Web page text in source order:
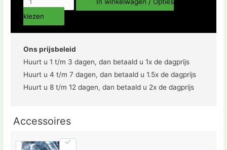
kiezen
Ons prijsbeleid
Huurt u 1 t/m 3 dagen, dan betaald u 1x de dagprijs
Huurt u 4 t/m 7 dagen, dan betaald u 1.5x de dagprijs
Huurt u 8 t/m 12 dagen, dan betaald u 2x de dagprijs
Accessoires